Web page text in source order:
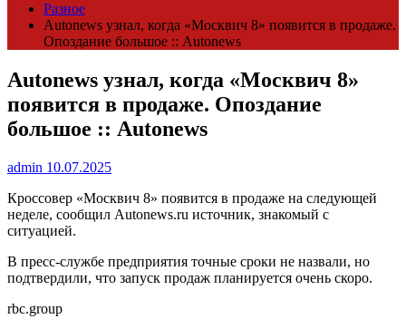
Разное
Autonews узнал, когда «Москвич 8» появится в продаже.
Опоздание большое :: Autonews
Autonews узнал, когда «Москвич 8»
появится в продаже. Опоздание
большое :: Autonews
admin 10.07.2025
Кроссовер «Москвич 8» появится в продаже на следующей
неделе, сообщил Autonews.ru источник, знакомый с
ситуацией.
В пресс-службе предприятия точные сроки не назвали, но
подтвердили, что запуск продаж планируется очень скоро.
rbc.group